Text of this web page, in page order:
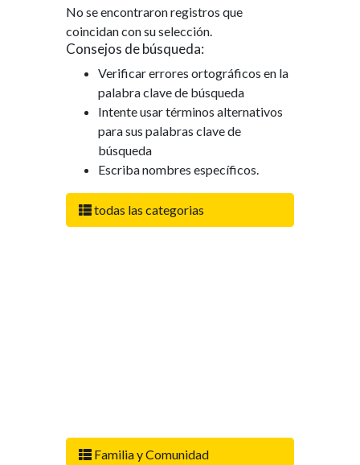
todas las categorias
Familia y Comunidad
No se encontraron registros que
coincidan con su selección.
Consejos de búsqueda:
Verificar errores ortográficos en la
palabra clave de búsqueda
Intente usar términos alternativos
para sus palabras clave de
búsqueda
Escriba nombres específicos.